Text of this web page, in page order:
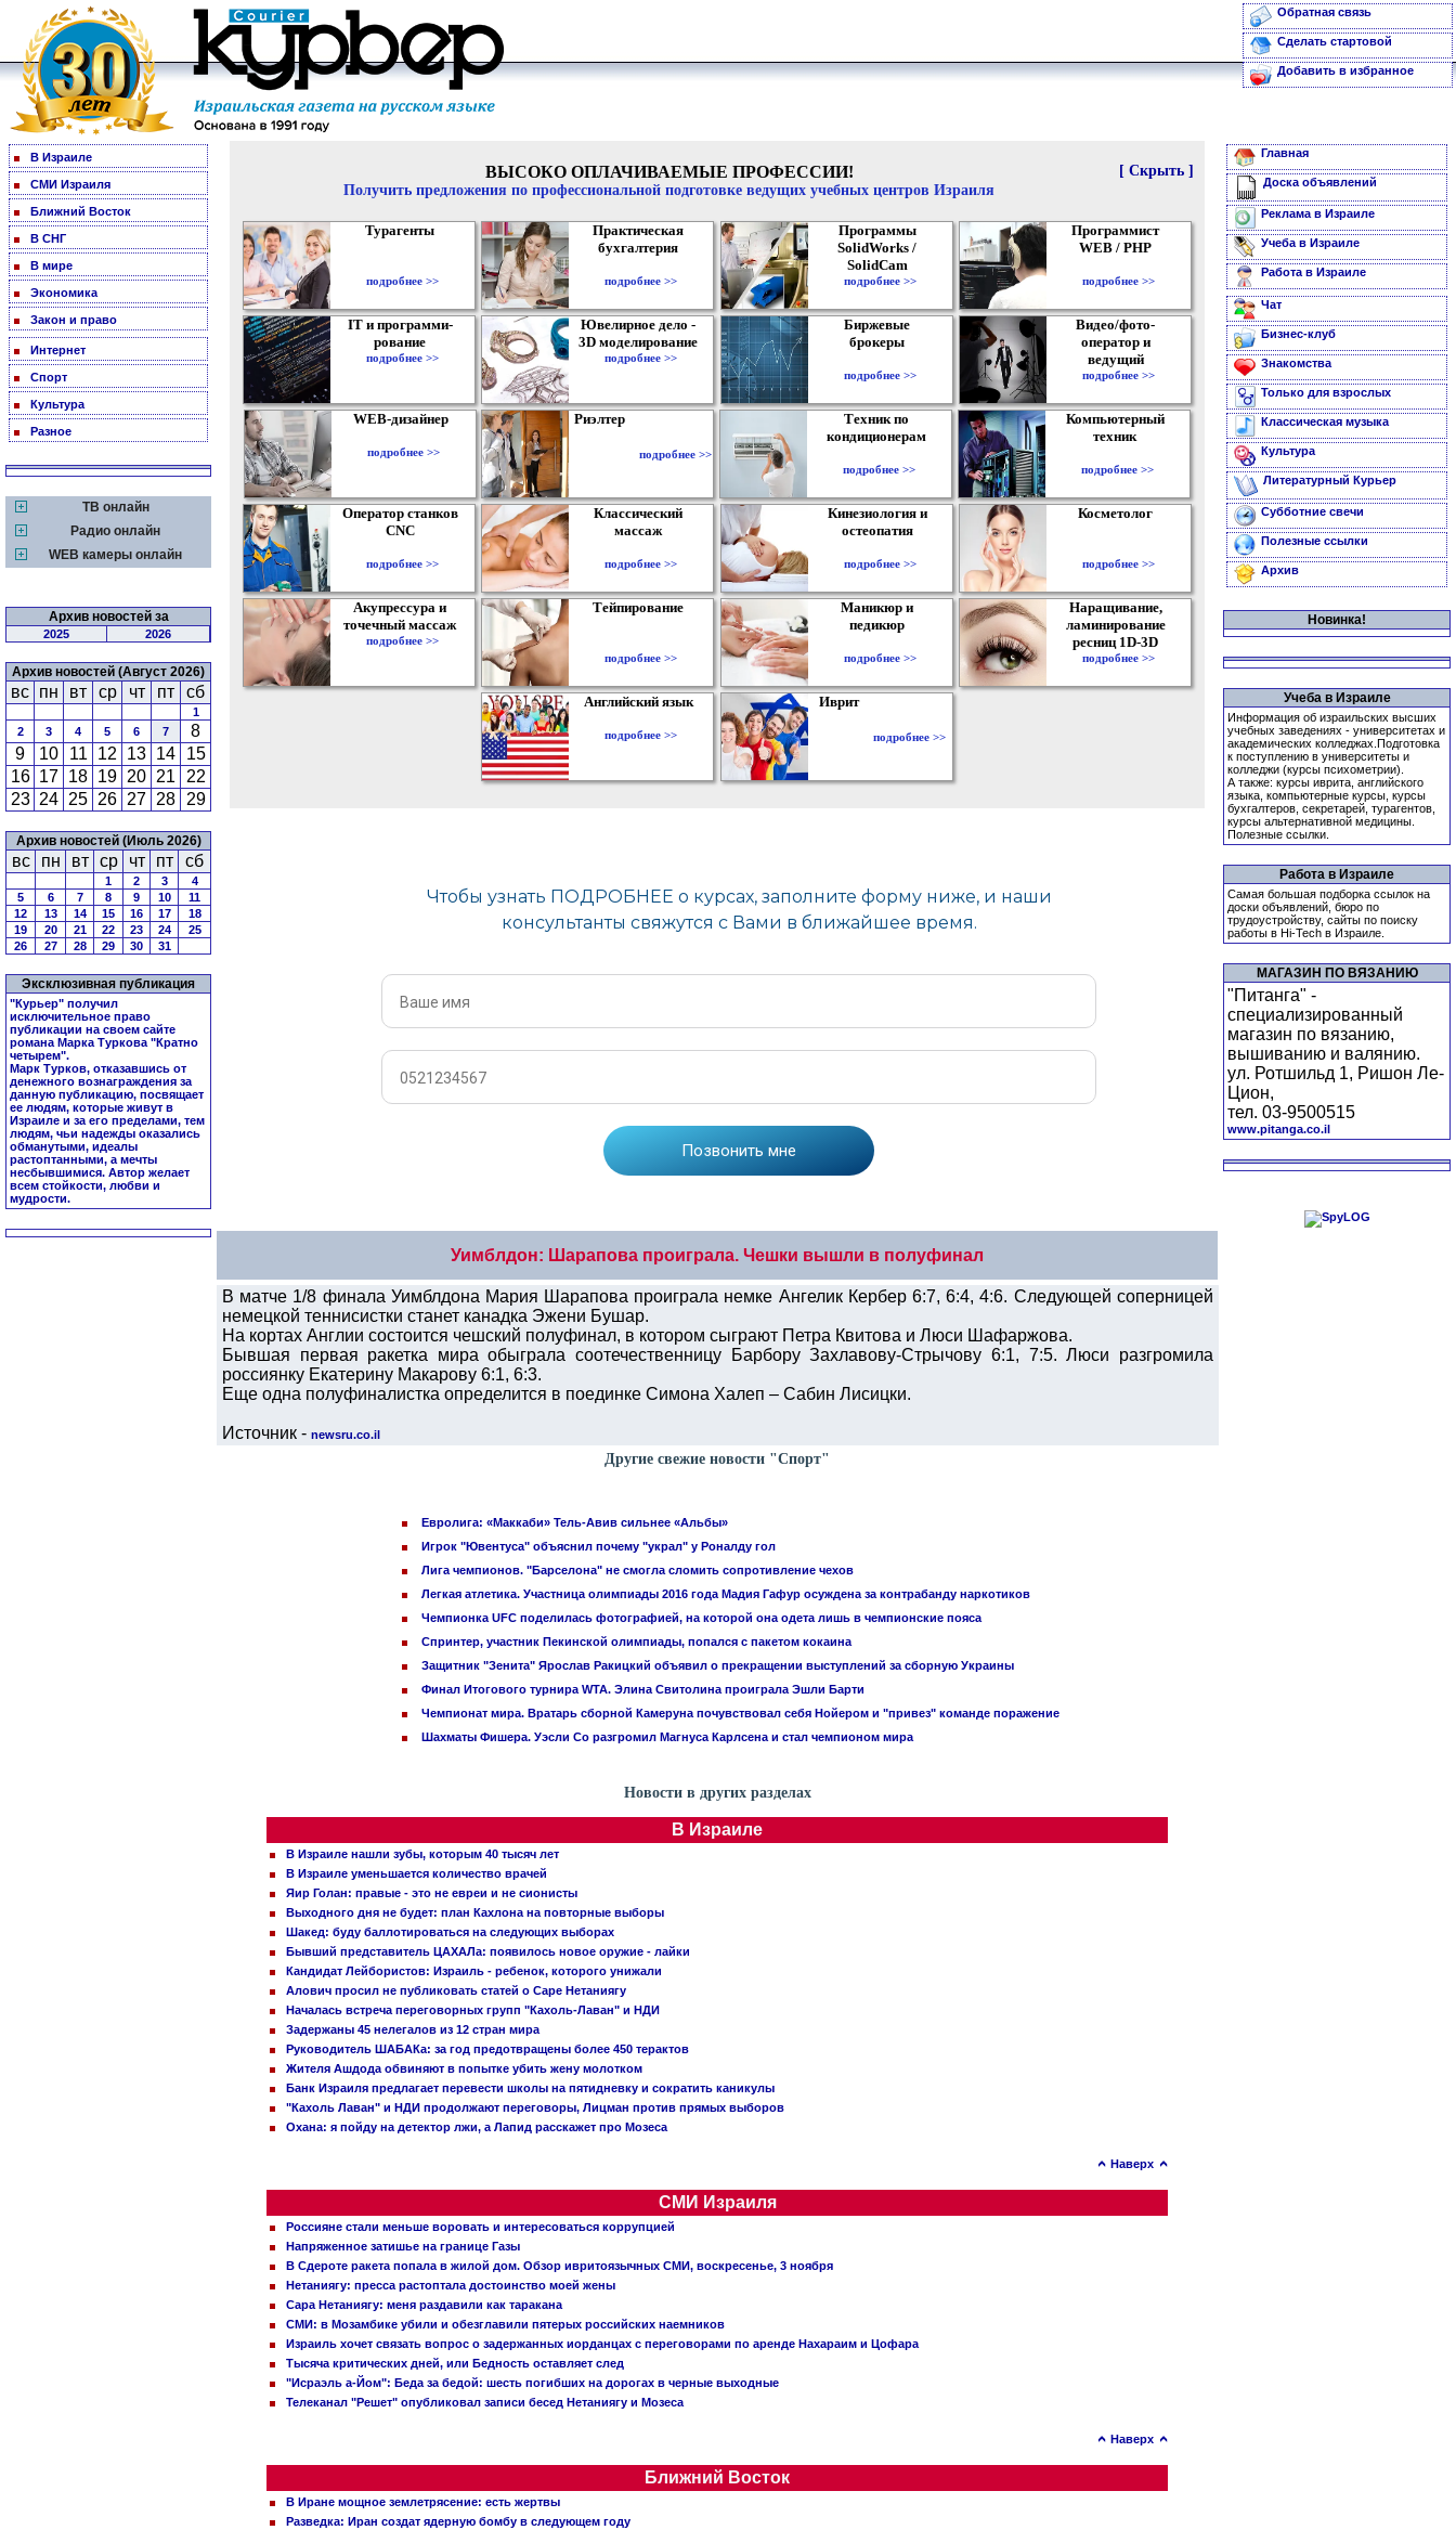
Обратная связь
Сделать стартовой
Добавить в избранное
В Израиле
СМИ Израиля
Ближний Восток
В СНГ
В мире
Экономика
Закон и право
Интернет
Спорт
Культура
Разное
ТВ онлайн
Радио онлайн
WEB камеры онлайн
Архив новостей за
2025 2026
Архив новостей (Август 2026)
вс пн вт ср чт пт сб
1
2
3 4 5 6 7
8
9
10 11 12 13 14
15
16 17 18 19 20 21
22
23 24 25 26 27 28 29
Архив новостей (Июль 2026)
вс пн вт ср чт пт сб
1 2 3
4
5
6 7 8 9 10
11
12
13 14 15 16 17
18
19
20 21 22 23 24
25
26
27 28 29 30 31
Эксклюзивная публикация
"Курьер" получил
исключительное право
публикации на своем сайте
романа Марка Туркова "Кратно
четырем".
Марк Турков, отказавшись от
денежного вознаграждения за
данную публикацию, посвящает
ее людям, которые живут в
Израиле и за его пределами, тем
людям, чьи надежды оказались
обманутыми, идеалы
растоптанными, а мечты
несбывшимися. Автор желает
всем стойкости, любви и
мудрости.
[ Скрыть ]
ВЫСОКО ОПЛАЧИВАЕМЫЕ ПРОФЕССИИ!
Получить предложения по профессиональной подготовке ведущих учебных центров Израиля
Турагенты
подробнее >>
Практическая
бухгалтерия
подробнее >>
Программы
SolidWorks /
SolidCam
подробнее >>
Программист
WEB / PHP
подробнее >>
IT и программи-
рование
подробнее >>
Ювелирное дело -
3D моделирование
подробнее >>
Биржевые
брокеры
подробнее >>
Видео/фото-
оператор и
ведущий
подробнее >>
WEB-дизайнер
подробнее >>
Риэлтер
подробнее >>
Техник по
кондиционерам
подробнее >>
Компьютерный
техник
подробнее >>
Оператор станков
CNC
подробнее >>
Классический
массаж
подробнее >>
Кинезиология и
остеопатия
подробнее >>
Косметолог
подробнее >>
Акупрессура и
точечный массаж
подробнее >>
Тейпирование
подробнее >>
Маникюр и
педикюр
подробнее >>
Наращивание,
ламинирование
ресниц 1D-3D
подробнее >>
Английский язык
подробнее >>
Иврит
подробнее >>
Уимблдон: Шарапова проиграла. Чешки вышли в полуфинал
В матче 1/8 финала Уимблдона Мария Шарапова проиграла немке Ангелик Кербер 6:7, 6:4, 4:6. Следующей соперницей
немецкой теннисистки станет канадка Эжени Бушар.
На кортах Англии состоится чешский полуфинал, в котором сыграют Петра Квитова и Люси Шафаржова.
Бывшая первая ракетка мира обыграла соотечественницу Барбору Захлавову-Стрычову 6:1, 7:5. Люси разгромила
россиянку Екатерину Макарову 6:1, 6:3.
Еще одна полуфиналистка определится в поединке Симона Халеп – Сабин Лисицки.
Источник - newsru.co.il
Другие свежие новости "Спорт"
Евролига: «Маккаби» Тель-Авив сильнее «Альбы»
Игрок "Ювентуса" объяснил почему "украл" у Роналду гол
Лига чемпионов. "Барселона" не смогла сломить сопротивление чехов
Легкая атлетика. Участница олимпиады 2016 года Мадия Гафур осуждена за контрабанду наркотиков
Чемпионка UFC поделилась фотографией, на которой она одета лишь в чемпионские пояса
Спринтер, участник Пекинской олимпиады, попался с пакетом кокаина
Защитник "Зенита" Ярослав Ракицкий объявил о прекращении выступлений за сборную Украины
Финал Итогового турнира WTA. Элина Свитолина проиграла Эшли Барти
Чемпионат мира. Вратарь сборной Камеруна почувствовал себя Нойером и "привез" команде поражение
Шахматы Фишера. Уэсли Со разгромил Магнуса Карлсена и стал чемпионом мира
Новости в других разделах
В Израиле
В Израиле нашли зубы, которым 40 тысяч лет
В Израиле уменьшается количество врачей
Яир Голан: правые - это не евреи и не сионисты
Выходного дня не будет: план Кахлона на повторные выборы
Шакед: буду баллотироваться на следующих выборах
Бывший представитель ЦАХАЛа: появилось новое оружие - лайки
Кандидат Лейбористов: Израиль - ребенок, которого унижали
Алович просил не публиковать статей о Саре Нетаниягу
Началась встреча переговорных групп "Кахоль-Лаван" и НДИ
Задержаны 45 нелегалов из 12 стран мира
Руководитель ШАБАКа: за год предотвращены более 450 терактов
Жителя Ашдода обвиняют в попытке убить жену молотком
Банк Израиля предлагает перевести школы на пятидневку и сократить каникулы
"Кахоль Лаван" и НДИ продолжают переговоры, Лицман против прямых выборов
Охана: я пойду на детектор лжи, а Лапид расскажет про Мозеса
Наверх
СМИ Израиля
Россияне стали меньше воровать и интересоваться коррупцией
Напряженное затишье на границе Газы
В Сдероте ракета попала в жилой дом. Обзор ивритоязычных СМИ, воскресенье, 3 ноября
Нетаниягу: пресса растоптала достоинство моей жены
Сара Нетаниягу: меня раздавили как таракана
СМИ: в Мозамбике убили и обезглавили пятерых российских наемников
Израиль хочет связать вопрос о задержанных иорданцах с переговорами по аренде Нахараим и Цофара
Тысяча критических дней, или Бедность оставляет след
"Исраэль а-Йом": Беда за бедой: шесть погибших на дорогах в черные выходные
Телеканал "Решет" опубликовал записи бесед Нетаниягу и Мозеса
Наверх
Ближний Восток
В Иране мощное землетрясение: есть жертвы
Разведка: Иран создат ядерную бомбу в следующем году
Главная
Доска объявлений
Реклама в Израиле
Учеба в Израиле
Работа в Израиле
Чат
Бизнес-клуб
Знакомства
Только для взрослых
Классическая музыка
Культура
Литературный Курьер
Субботние свечи
Полезные ссылки
Архив
Новинка!
Учеба в Израиле
Информация об израильских высших
учебных заведениях - университетах и
академических колледжах.Подготовка
к поступлению в университеты и
колледжи (курсы психометрии).
А также: курсы иврита, английского
языка, компьютерные курсы, курсы
бухгалтеров, секретарей, турагентов,
курсы альтернативной медицины.
Полезные ссылки.
Работа в Израиле
Самая большая подборка ссылок на
доски объявлений, бюро по
трудоустройству, сайты по поиску
работы в Hi-Tech в Израиле.
МАГАЗИН ПО ВЯЗАНИЮ
"Питанга" -
специализированный
магазин по вязанию,
вышиванию и валянию.
ул. Ротшильд 1, Ришон Ле-
Цион,
тел. 03-9500515
www.pitanga.co.il